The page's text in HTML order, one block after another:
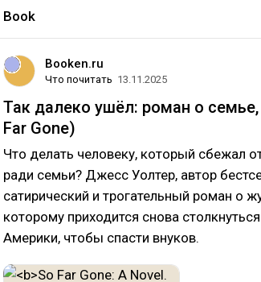
Book
Booken.ru
Что почитать 13.11.2025
Так далеко ушёл: роман о
Far Gone)
Что делать человеку, который сбежал
ради семьи? Джесс Уолтер, автор
сатирический и трогательный роман о
которому приходится снова
Америки, чтобы спасти внуков.